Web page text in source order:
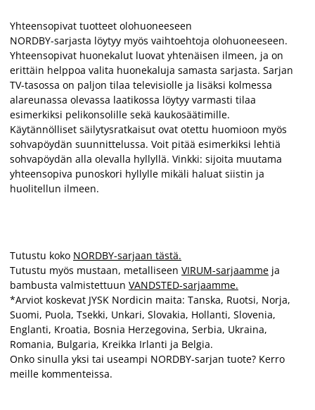
Yhteensopivat tuotteet olohuoneeseen
NORDBY-sarjasta löytyy myös vaihtoehtoja olohuoneeseen.
Yhteensopivat huonekalut luovat yhtenäisen ilmeen, ja on
erittäin helppoa valita huonekaluja samasta sarjasta. Sarjan
TV-tasossa on paljon tilaa televisiolle ja lisäksi kolmessa
alareunassa olevassa laatikossa löytyy varmasti tilaa
esimerkiksi pelikonsolille sekä kaukosäätimille.
Käytännölliset säilytysratkaisut ovat otettu huomioon myös
sohvapöydän suunnittelussa. Voit pitää esimerkiksi lehtiä
sohvapöydän alla olevalla hyllyllä. Vinkki: sijoita muutama
yhteensopiva punoskori hyllylle mikäli haluat siistin ja
huolitellun ilmeen.
Tutustu koko NORDBY-sarjaan tästä.
Tutustu myös mustaan, metalliseen VIRUM-sarjaamme ja
bambusta valmistettuun VANDSTED-sarjaamme.
*Arviot koskevat JYSK Nordicin maita: Tanska, Ruotsi, Norja,
Suomi, Puola, Tsekki, Unkari, Slovakia, Hollanti, Slovenia,
Englanti, Kroatia, Bosnia Herzegovina, Serbia, Ukraina,
Romania, Bulgaria, Kreikka Irlanti ja Belgia.
Onko sinulla yksi tai useampi NORDBY-sarjan tuote? Kerro
meille kommenteissa.